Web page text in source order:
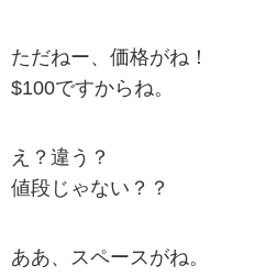
ただねー、価格がね！
$100ですからね。
え？違う？
値段じゃない？？
ああ、スペースがね。